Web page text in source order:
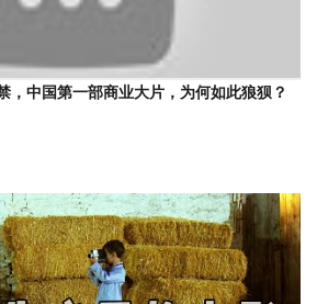
，中国第一部商业大片，为何如此狼狈？